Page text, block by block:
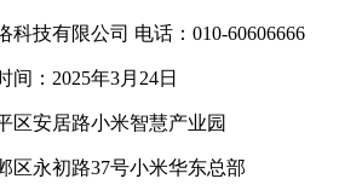
科技有限公司 电话：010-60606666
间：2025年3月24日
区安居路小米智慧产业园
区永初路37号小米华东总部